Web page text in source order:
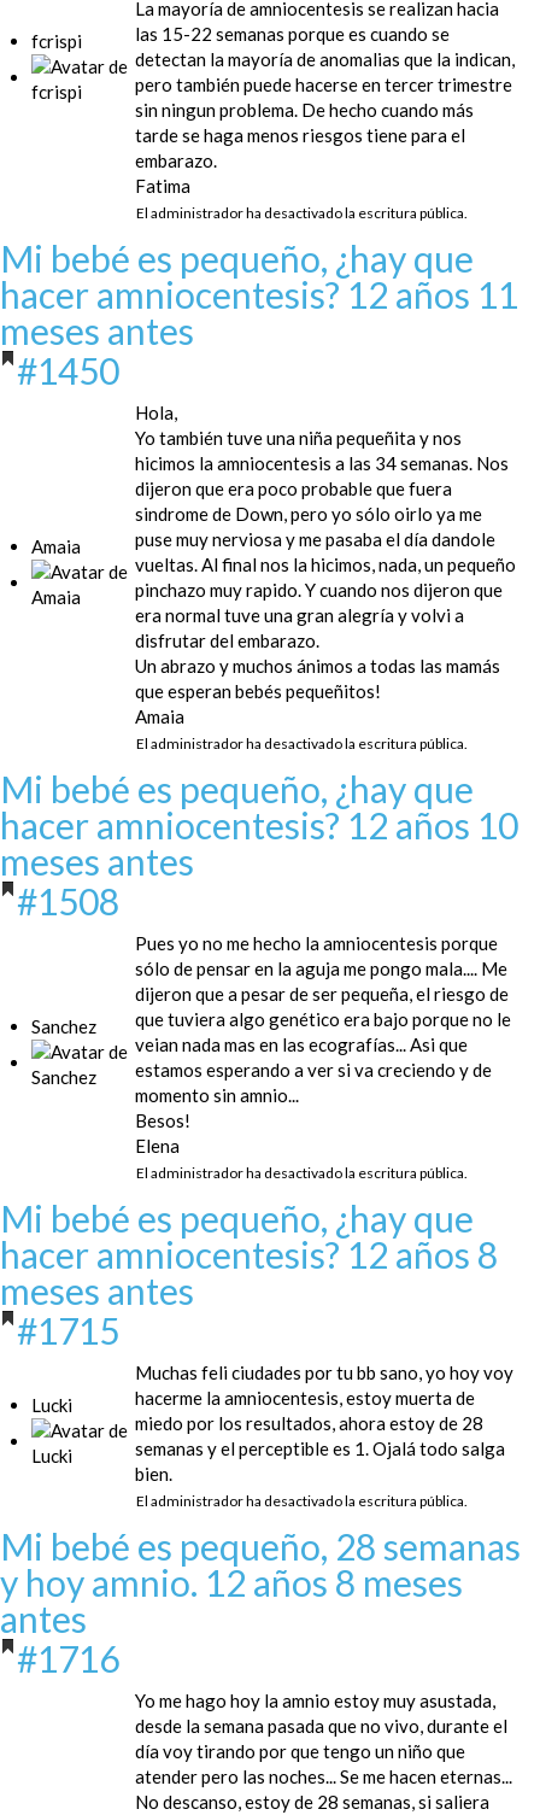
fcrispi
La mayoría de amniocentesis se realizan hacia
las 15-22 semanas porque es cuando se
detectan la mayoría de anomalias que la indican,
pero también puede hacerse en tercer trimestre
sin ningun problema. De hecho cuando más
tarde se haga menos riesgos tiene para el
embarazo.
Fatima
El administrador ha desactivado la escritura pública.
Mi bebé es pequeño, ¿hay que
hacer amniocentesis? 12 años 11
meses antes
#1450
Amaia
Hola,
Yo también tuve una niña pequeñita y nos
hicimos la amniocentesis a las 34 semanas. Nos
dijeron que era poco probable que fuera
sindrome de Down, pero yo sólo oirlo ya me
puse muy nerviosa y me pasaba el día dandole
vueltas. Al final nos la hicimos, nada, un pequeño
pinchazo muy rapido. Y cuando nos dijeron que
era normal tuve una gran alegría y volvi a
disfrutar del embarazo.
Un abrazo y muchos ánimos a todas las mamás
que esperan bebés pequeñitos!
Amaia
El administrador ha desactivado la escritura pública.
Mi bebé es pequeño, ¿hay que
hacer amniocentesis? 12 años 10
meses antes
#1508
Sanchez
Pues yo no me hecho la amniocentesis porque
sólo de pensar en la aguja me pongo mala.... Me
dijeron que a pesar de ser pequeña, el riesgo de
que tuviera algo genético era bajo porque no le
veian nada mas en las ecografías... Asi que
estamos esperando a ver si va creciendo y de
momento sin amnio...
Besos!
Elena
El administrador ha desactivado la escritura pública.
Mi bebé es pequeño, ¿hay que
hacer amniocentesis? 12 años 8
meses antes
#1715
Lucki
Muchas feli ciudades por tu bb sano, yo hoy voy
hacerme la amniocentesis, estoy muerta de
miedo por los resultados, ahora estoy de 28
semanas y el perceptible es 1. Ojalá todo salga
bien.
El administrador ha desactivado la escritura pública.
Mi bebé es pequeño, 28 semanas
y hoy amnio. 12 años 8 meses
antes
#1716
Yo me hago hoy la amnio estoy muy asustada,
desde la semana pasada que no vivo, durante el
día voy tirando por que tengo un niño que
atender pero las noches... Se me hacen eternas...
No descanso, estoy de 28 semanas, si saliera